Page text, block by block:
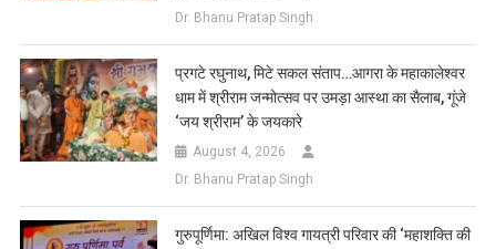
Dr. Bhanu Pratap Singh
प्रगटे रघुनाथ, मिटे सकल संताप…आगरा के महाकालेश्वर
धाम में श्रीराम जन्मोत्सव पर उमड़ा आस्था का सैलाब, गूंजे
‘जय श्रीराम’ के जयकारे
August 4, 2026
Dr. Bhanu Pratap Singh
गुरुपूर्णिमा: अखिल विश्व गायत्री परिवार की ‘महाशक्ति की